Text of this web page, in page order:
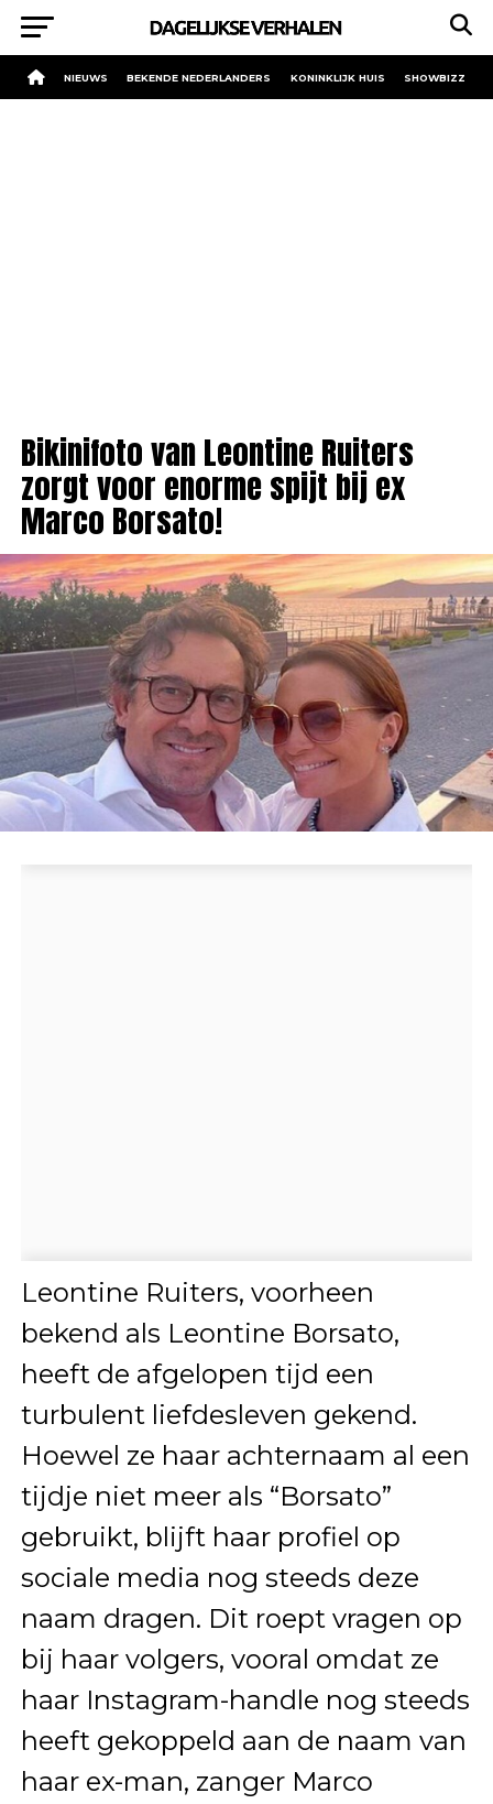
NIEUWS BEKENDE NEDERLANDERS KONINKLIJK HUIS SHOWBIZZ
Bikinifoto van Leontine Ruiters
zorgt voor enorme spijt bij ex
Marco Borsato!
Leontine Ruiters, voorheen
bekend als Leontine Borsato,
heeft de afgelopen tijd een
turbulent liefdesleven gekend.
Hoewel ze haar achternaam al een
tijdje niet meer als “Borsato”
gebruikt, blijft haar profiel op
sociale media nog steeds deze
naam dragen. Dit roept vragen op
bij haar volgers, vooral omdat ze
haar Instagram-handle nog steeds
heeft gekoppeld aan de naam van
haar ex-man, zanger Marco